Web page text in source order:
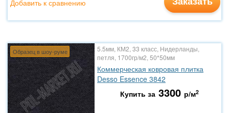
Добавить к сравнению
Образец в шоу-руме
5.5мм, КМ2, 33 класс, Нидерланды,
петля, 1700гр/м2, 50*50мм
Коммерческая ковровая плитка
Desso Essence 3842
Купить за 3300 р/м2